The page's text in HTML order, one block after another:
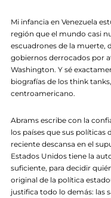
Mi infancia en Venezuela
región que el mundo casi
escuadrones de la muerte,
gobiernos derrocados por
Washington. Y sé
biografías de los think
centroamericano.
Abrams escribe con la
los países que sus políticas
reciente descansa en el
Estados Unidos tiene la
suficiente, para decidir
original de la política
justifica todo lo demás: las